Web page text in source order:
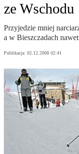
ze Wschodu
Przyjedzie mniej
a w Bieszczadach
Publikacja: 02.12.2008 02:41